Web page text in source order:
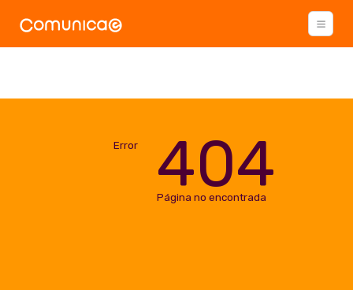
Error 404
Página no encontrada